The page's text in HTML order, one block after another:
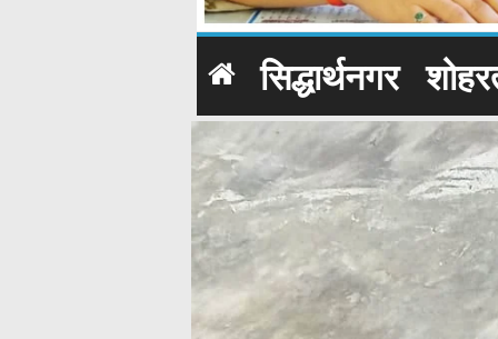
सिद्धार्थनगर